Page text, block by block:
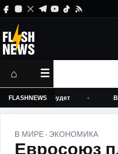
⌂ ☰
FLASHNEWS
не будет
В МИРЕ · ЭКОНОМИКА